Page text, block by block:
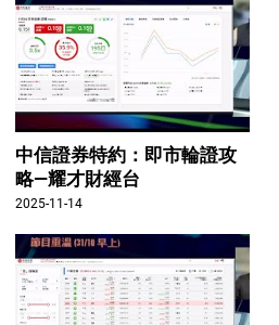
中信證券特約：即市輪證攻
略—耀才財經台
2025-11-14